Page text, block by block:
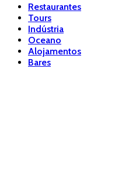
Restaurantes
Tours
Indústria
Oceano
Alojamentos
Bares